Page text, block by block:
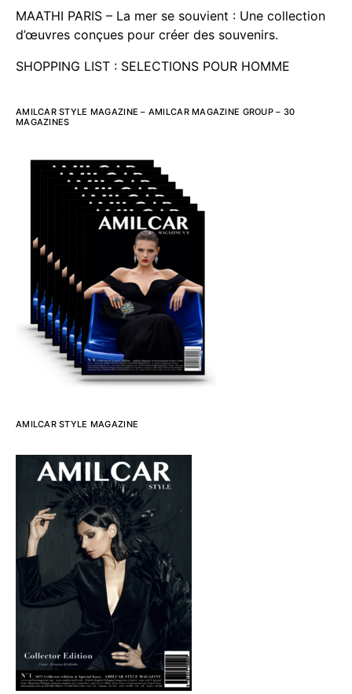
MAATHI PARIS – La mer se souvient : Une collection
d’œuvres conçues pour créer des souvenirs.
SHOPPING LIST : SELECTIONS POUR HOMME
AMILCAR STYLE MAGAZINE – AMILCAR MAGAZINE GROUP – 30
MAGAZINES
AMILCAR STYLE MAGAZINE